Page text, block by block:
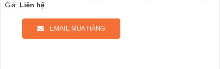
Giá: Liên hệ
EMAIL MUA HÀNG